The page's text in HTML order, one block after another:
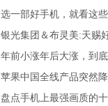
选一部好手机，就看这
银光集团＆布灵美:天赐
年前小涨年后大涨，到
苹果中国全线产品突然
盘点手机上最强画质的